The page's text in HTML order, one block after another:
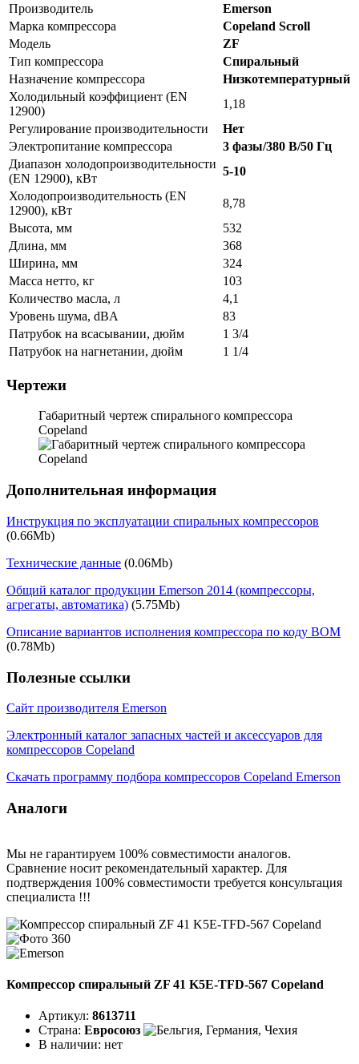
Производитель
Emerson
Марка компрессора
Copeland Scroll
Модель
ZF
Тип компрессора
Спиральный
Назначение компрессора
Низкотемпературный
Холодильный коэффициент (EN
12900)
1,18
Регулирование производительности
Нет
Электропитание компрессора
3 фазы/380 В/50 Гц
Диапазон холодопроизводительности
(EN 12900), кВт
5-10
Холодопроизводительность (EN
12900), кВт
8,78
Высота, мм
532
Длина, мм
368
Ширина, мм
324
Масса нетто, кг
103
Количество масла, л
4,1
Уровень шума, dBA
83
Патрубок на всасывании, дюйм
1 3/4
Патрубок на нагнетании, дюйм
1 1/4
Чертежи
Габаритный чертеж спирального компрессора
Copeland
Дополнительная информация
Инструкция по эксплуатации спиральных компрессоров
(0.66Mb)
Технические данные (0.06Mb)
Общий каталог продукции Emerson 2014 (компрессоры,
агрегаты, автоматика) (5.75Mb)
Описание вариантов исполнения компрессора по коду BOM
(0.78Mb)
Полезные ссылки
Сайт производителя Emerson
Электронный каталог запасных частей и аксессуаров для
компрессоров Copeland
Скачать программу подбора компрессоров Copeland Emerson
Аналоги
Мы не гарантируем 100% совместимости аналогов.
Сравнение носит рекомендательный характер. Для
подтверждения 100% совместимости требуется консультация
специалиста !!!
Компрессор спиральный ZF 41 K5E-TFD-567 Copeland
Артикул: 8613711
Страна: Евросоюз
В наличии: нет